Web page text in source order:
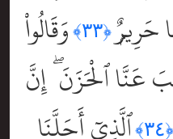
حَرِيرٌۭ﴿٣٣﴾
وَقَالُواْ
عَنَّا ٱلْحَزَنَ ۖ إِنَّ
﴿٣٤﴾
ٱلَّذِىٓ أَحَلَّنَا